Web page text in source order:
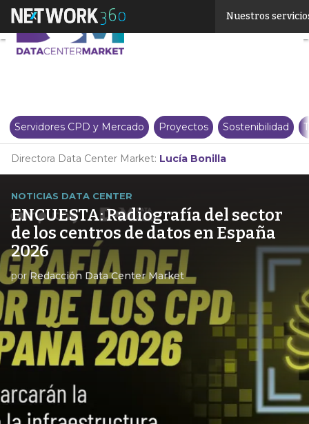
Nuestros
Servidores CPD y Mercado Proyectos Sostenibilidad
Directora Data Center Market: Lucía Bonilla
NOTICIAS DATA CENTER
ENCUESTA: Radiografía del sector
de los centros de datos en España
2026
porRedacción Data Center Market